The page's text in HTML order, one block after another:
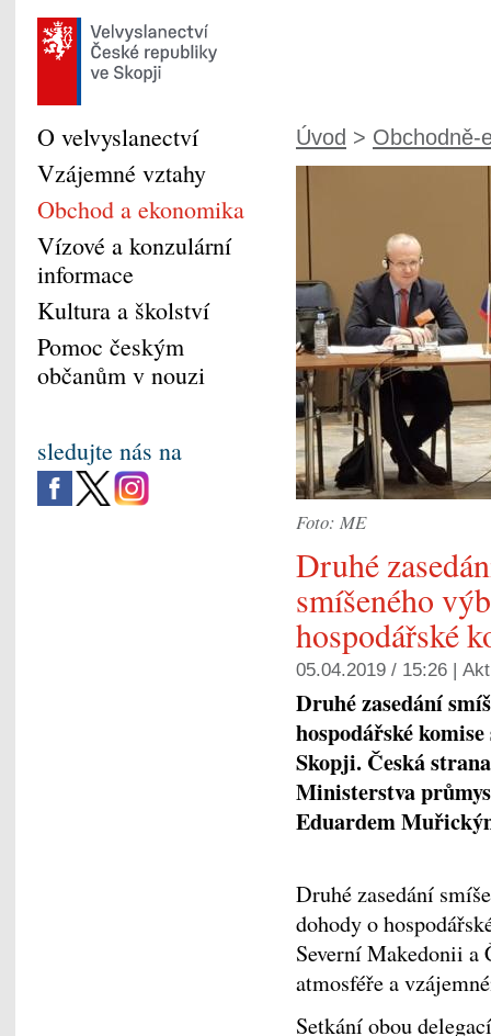
Úvod > Obchodně-
Foto: ME
Druhé
smíšeného
hospodářské
05.04.2019 / 15:26 |
Druhé zasedání
hospodářské komise
Skopji. Česká
Ministerstva
Eduardem
Druhé zasedání
dohody o
Severní Makedonii a
atmosféře a
Setkání obou
O velvyslanectví
Vzájemné vztahy
Obchod a ekonomika
Vízové a konzulární
informace
Kultura a školství
Pomoc českým
občanům v nouzi
sledujte nás na